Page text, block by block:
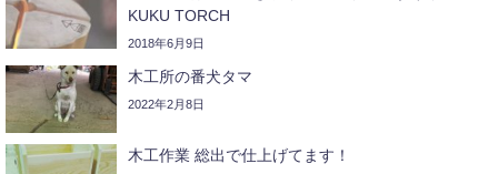
KUKU TORCH
2018年6月9日
木工所の番犬タマ
2022年2月8日
木工作業 総出で仕上げてます！